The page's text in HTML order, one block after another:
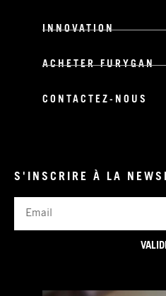
INNOVATION
ACHETER FURYGAN
CONTACTEZ-NOUS
S'INSCRIRE À LA